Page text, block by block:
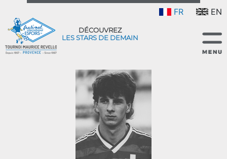
FR EN
DÉCOUVREZ
LES STARS DE DEMAIN